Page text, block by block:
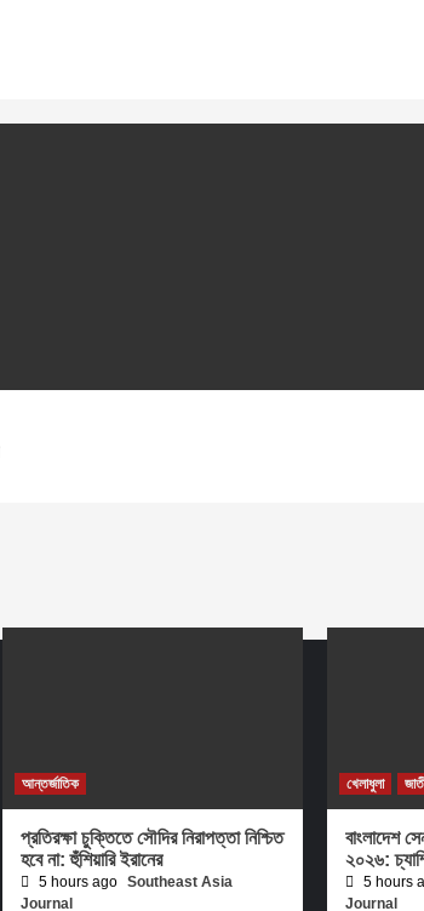
আন্তর্জাতিক
প্রতিরক্ষা চুক্তিতে সৌদির নিরাপত্তা নিশ্চিত
হবে না: হুঁশিয়ারি ইরানের
5 hours ago Southeast Asia
Journal
খেলাধুলা
বাংলাদেশ
২০২৬:
5 hours
Journal